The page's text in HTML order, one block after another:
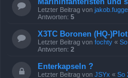
Letzter Beitrag von
Antworten: 5
X3TC Boronen (HQ-
Letzter Beitrag von fochty «
Antworten: 2
Enterkapseln ?
Letzter Beitrag von JSYx « So